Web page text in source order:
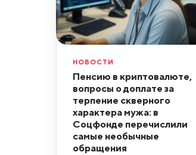
НОВОСТИ
Пенсию в криптовалюте,
вопросы о доплате за
терпение скверного
характера мужа: в
Соцфонде перечислили
самые необычные
обращения